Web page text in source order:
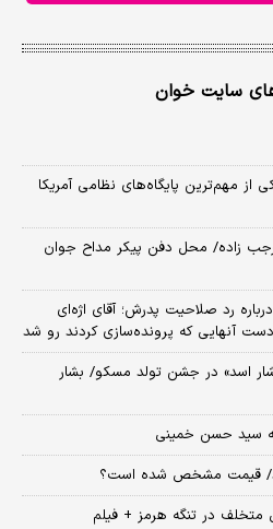
سایت خوان
از مهم‌ترین پایگاه‌های نظامی آمریکا
رجب زاده/ محل دفن پیکر مداح جوان
رد صلاحیت پدرش؛ آقای اژه‌ای
آنهایی که پرونده‌سازی کردند رو شد
اسد» در جشن تولد مسکو/ بشار
سید حسن خمینی
شد/ قیمت مشخص شده است؟
در تنگه هرمز + فیلم